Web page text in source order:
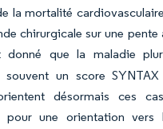
la mortalité
chirurgicale sur une pente
donné que la maladie
souvent un score
désormais ces
pour une orientation vers